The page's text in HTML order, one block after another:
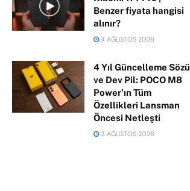
Benzer fiyata hangisi
alınır?
4 AĞUSTOS 2026
4 Yıl Güncelleme Sözü
ve Dev Pil: POCO M8
Power’ın Tüm
Özellikleri Lansman
Öncesi Netleşti
3 AĞUSTOS 2026